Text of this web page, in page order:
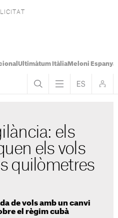
Ultimàtum ItàliaMeloni Espanya
els
els vols
quilòmetres
de vols amb un canvi
el règim cubà